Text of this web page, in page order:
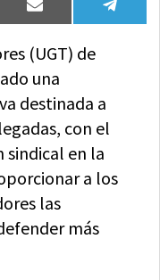
Compartir
en
Email
en
(UGT) de
una
destinada a
con el
en la
a los
las
más